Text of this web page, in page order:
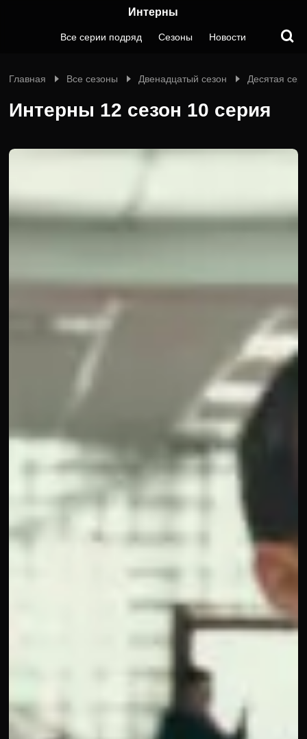
Интерны
Все серии подряд Сезоны Новости
Главная Все сезоны Двенадцатый сезон Десятая
Интерны 12 сезон 10 серия